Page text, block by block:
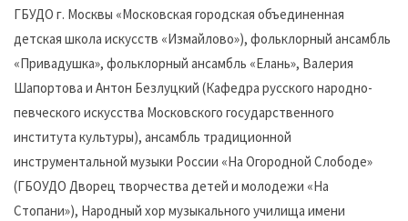
ГБУДО г. Москвы «Московская городская объединенная
детская школа искусств «Измайлово»), фольклорный ансамбль
«Привадушка», фольклорный ансамбль «Елань», Валерия
Шапортова и Антон Безлуцкий (Кафедра русского народно-
певческого искусства Московского государственного
института культуры), ансамбль традиционной
инструментальной музыки России «На Огородной Слободе»
(ГБОУДО Дворец творчества детей и молодежи «На
Стопани»), Народный хор музыкального училища имени